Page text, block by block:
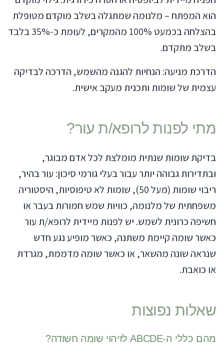
הוא המפתח – מלנומה שמתגלה בשלב מוקדם מטופלת
בהצלחה בכמעט 100% מהמקרים, לעומת כ-35% בלבד
בשלב מתקדם.
הדרכת מניעה: הנחיות להגנה מהשמש, הדרכה לבדיקה
עצמית של שומות ותכנית מעקב אישית.
מתי לפנות לרופא/ת עור?
בדיקת שומות שנתית מומלצת לכל אדם מבוגר,
ובתדירות גבוהה יותר עבור בעלי גורמי סיכון: עור בהיר,
ריבוי שומות (מעל 50), שומות לא טיפוסיות, היסטוריה
משפחתית של מלנומה, כוויות שמש חמורות בעבר או
חשיפה כרונית לשמש. יש לפנות מיידית לרופא/ת עור
כאשר שומה קיימת משתנה, כאשר מופיע נגע חדש
שנראה שונה מהשאר, או כאשר שומה מדממת, מגרדת
או כואבת.
שאלות נפוצות
מהם כללי ה-ABCDE לזיהוי שומה חשודה?